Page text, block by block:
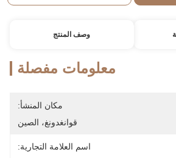
وصف المنتج
معلومات مفصلة
مكان المنشأ:
قوانغدونغ، الصين
اسم العلامة التجارية: